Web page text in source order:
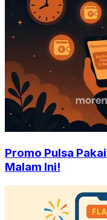
Promo Pulsa
Malam Ini!